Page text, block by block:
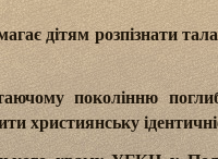
дітям розпізнати
поколінню
християнську